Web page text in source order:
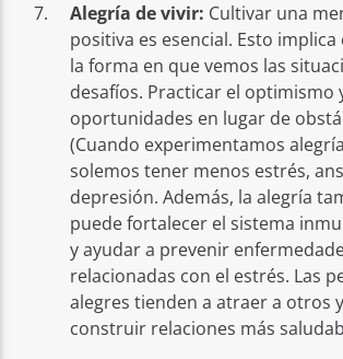
Alegría de vivir: Cultivar una
positiva es esencial. Esto
la forma en que vemos las
desafíos. Practicar el optimismo
oportunidades en lugar de
(Cuando experimentamos alegría
solemos tener menos estrés,
depresión. Además, la alegría
puede fortalecer el sistema
y ayudar a prevenir
relacionadas con el estrés. Las
alegres tienden a atraer a otros
construir relaciones más